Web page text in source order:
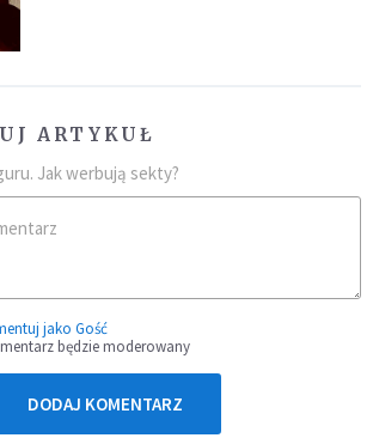
ARTYKUŁ
Jak werbują sekty?
jako Gość
będzie moderowany
DODAJ KOMENTARZ